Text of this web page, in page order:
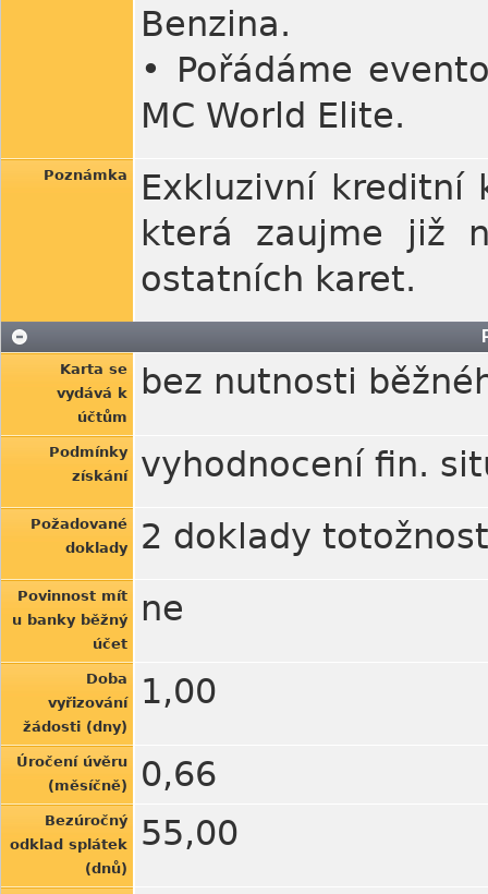
Benzina.
• Pořádáme
MC World Elite.
Poznámka
Exkluzivní kreditní
která zaujme již
ostatních karet.
Karta se
vydává k
účtům
bez nutnosti
Podmínky
získání
vyhodnocení fin.
Požadované
doklady
2 doklady
Povinnost mít
u banky běžný
účet
ne
Doba
vyřizování
žádosti (dny)
1,00
Úročení úvěru
(měsíčně)
0,66
Bezúročný
odklad splátek
(dnů)
55,00